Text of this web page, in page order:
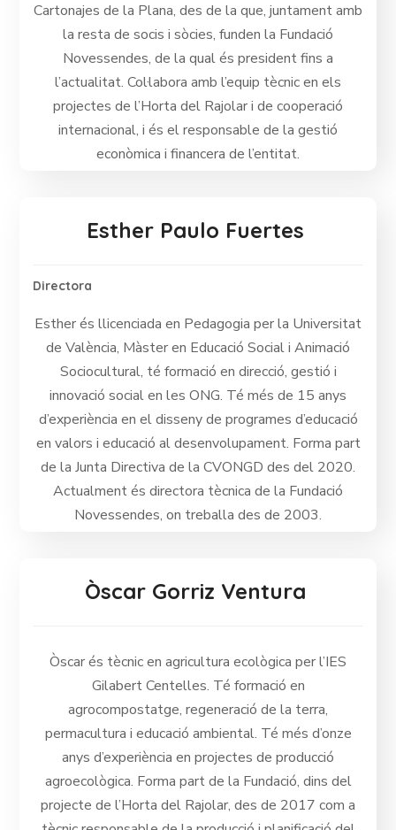
Cartonajes de la Plana, des de la que, juntament amb
la resta de socis i sòcies, funden la Fundació
Novessendes, de la qual és president fins a
l’actualitat. Col·labora amb l’equip tècnic en els
projectes de l’Horta del Rajolar i de cooperació
internacional, i és el responsable de la gestió
econòmica i financera de l’entitat.
Esther Paulo Fuertes
Directora
Esther és llicenciada en Pedagogia per la Universitat
de València, Màster en Educació Social i Animació
Sociocultural, té formació en direcció, gestió i
innovació social en les ONG. Té més de 15 anys
d’experiència en el disseny de programes d’educació
en valors i educació al desenvolupament. Forma part
de la Junta Directiva de la CVONGD des del 2020.
Actualment és directora tècnica de la Fundació
Novessendes, on treballa des de 2003.
Òscar Gorriz Ventura
Òscar és tècnic en agricultura ecològica per l’IES
Gilabert Centelles. Té formació en
agrocompostatge, regeneració de la terra,
permacultura i educació ambiental. Té més d’onze
anys d’experiència en projectes de producció
agroecològica. Forma part de la Fundació, dins del
projecte de l’Horta del Rajolar, des de 2017 com a